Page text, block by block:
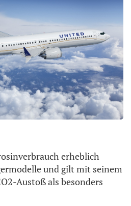
erheblich
und gilt mit seinem
Austoß als besonders